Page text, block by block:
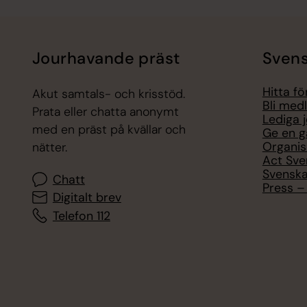
Jourhavande präst
Akut samtals- och krisstöd.
Prata eller chatta anonymt
med en präst på kvällar och
nätter.
Chatt
Digitalt brev
Telefon 112
Hitta
Bli
Lediga
Ge en
Act
Press